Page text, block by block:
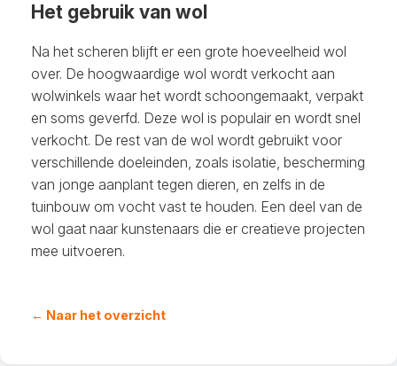
Het gebruik van wol
Na het scheren blijft er een grote hoeveelheid wol
over. De hoogwaardige wol wordt verkocht aan
wolwinkels waar het wordt schoongemaakt, verpakt
en soms geverfd. Deze wol is populair en wordt snel
verkocht. De rest van de wol wordt gebruikt voor
verschillende doeleinden, zoals isolatie, bescherming
van jonge aanplant tegen dieren, en zelfs in de
tuinbouw om vocht vast te houden. Een deel van de
wol gaat naar kunstenaars die er creatieve projecten
mee uitvoeren.
← Naar het overzicht